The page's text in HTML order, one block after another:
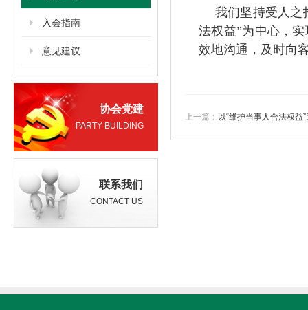
入会指南
意见建议
协会党建
PARTY BUILDING
联系我们
CONTACT US
我们坚持受人之
法权益”为中心，
效地沟通，及时向
上一篇： 以“维护当事人合法权益